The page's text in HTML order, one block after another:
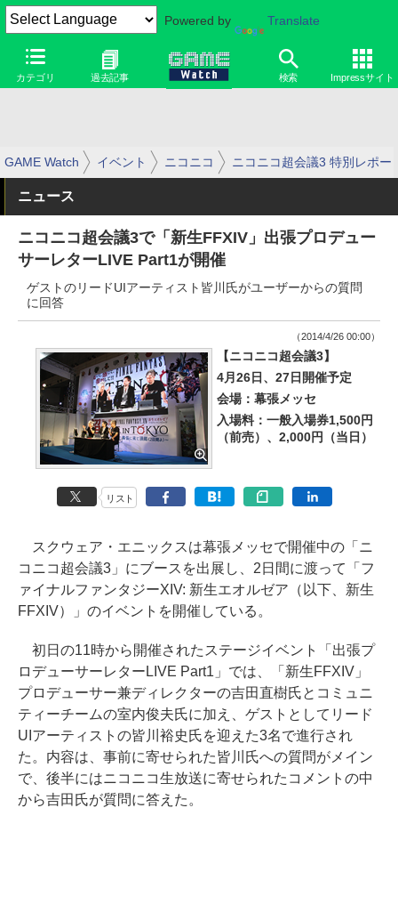
Powered by Translate
カテゴリ 過去記事 検索 Impressサイト
GAME Watch イベント ニコニコ ニコニコ超会議3 特別レポー
ニュース
ニコニコ超会議3で「新生FFXIV」出張プロデュー
サーレターLIVE Part1が開催
ゲストのリードUIアーティスト皆川氏がユーザーからの質問
に回答
（2014/4/26 00:00）
【ニコニコ超会議3】
4月26日、27日開催予定
会場：幕張メッセ
入場料：一般入場券1,500円
（前売）、2,000円（当日）
リスト
スクウェア・エニックスは幕張メッセで開催中の「ニ
コニコ超会議3」にブースを出展し、2日間に渡って「フ
ァイナルファンタジーXIV: 新生エオルゼア（以下、新生
FFXIV）」のイベントを開催している。
初日の11時から開催されたステージイベント「出張プ
ロデューサーレターLIVE Part1」では、「新生FFXIV」
プロデューサー兼ディレクターの吉田直樹氏とコミュニ
ティーチームの室内俊夫氏に加え、ゲストとしてリード
UIアーティストの皆川裕史氏を迎えた3名で進行され
た。内容は、事前に寄せられた皆川氏への質問がメイン
で、後半にはニコニコ生放送に寄せられたコメントの中
から吉田氏が質問に答えた。